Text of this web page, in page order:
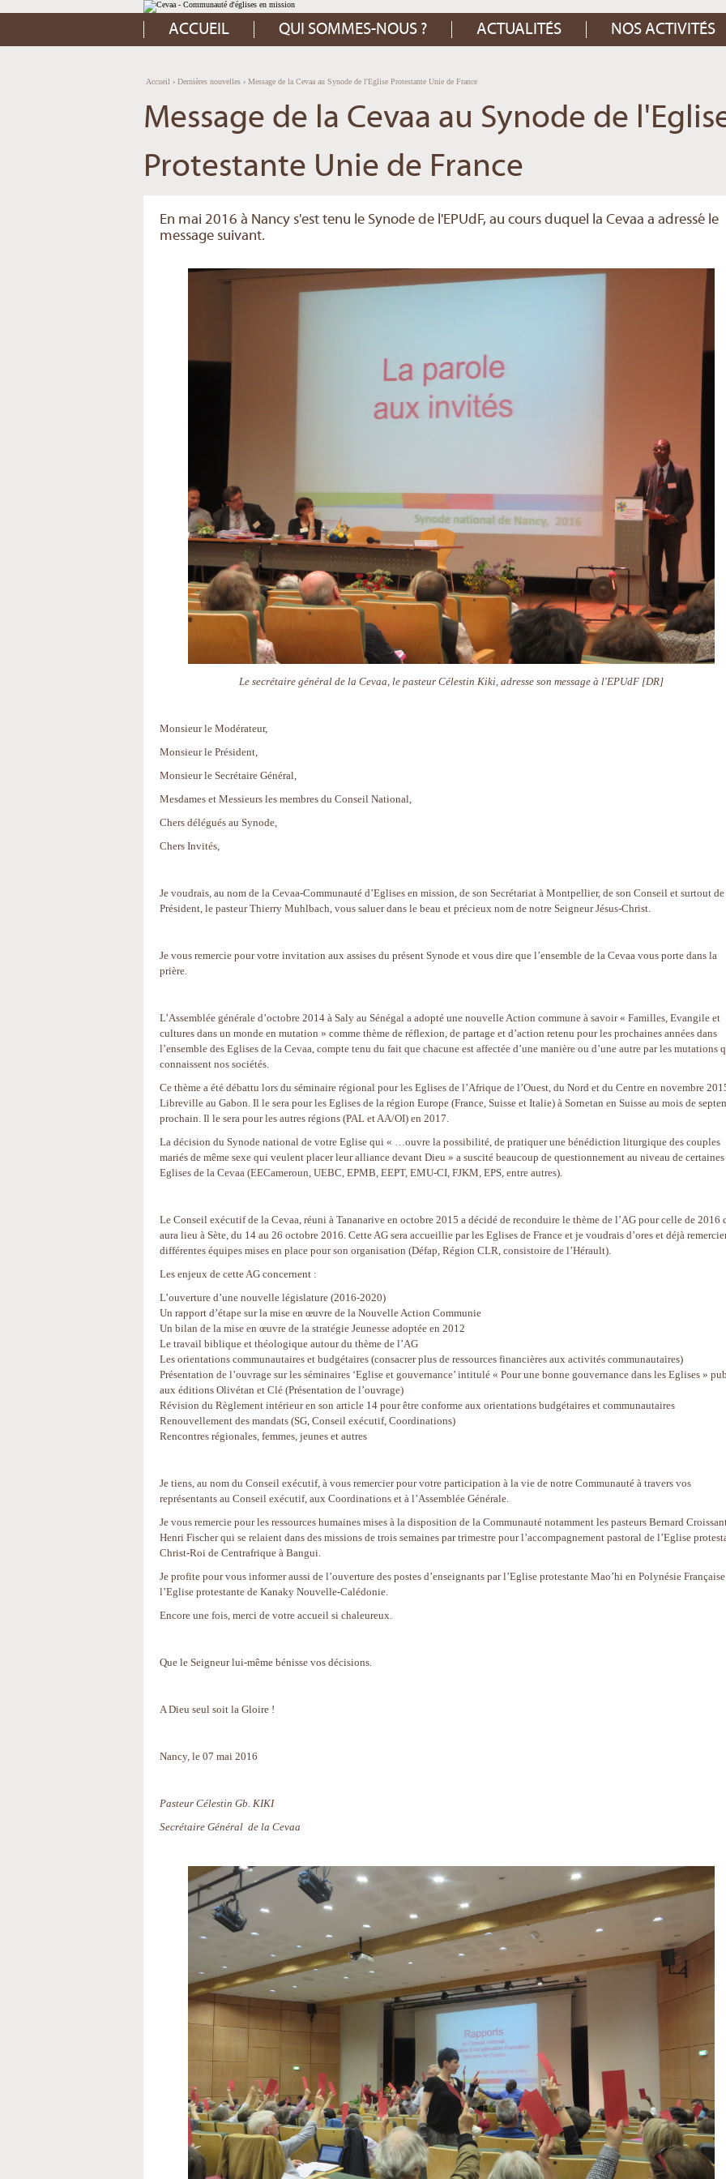
Aller
au
contenu.
Aller
à
Outils
personnels
ACCUEIL QUI SOMMES-NOUS ? ACTUALITÉS NOS ACTIVITÉS
Accueil › Dernières nouvelles › Message de la Cevaa au Synode de l'Eglise Protestante Unie de France
Message de la Cevaa au Synode de
Protestante Unie de France
En mai 2016 à Nancy s'est tenu le Synode de l'EPUdF, au cours duquel la Cevaa a adressé le
message suivant.
Le secrétaire général de la Cevaa, le pasteur Célestin Kiki, adresse son message à l'EPUdF [DR]
Monsieur le Modérateur,
Monsieur le Président,
Monsieur le Secrétaire Général,
Mesdames et Messieurs les membres du Conseil National,
Chers délégués au Synode,
Chers Invités,
Je voudrais, au nom de la Cevaa-Communauté d’Eglises en mission, de son Secrétariat à Montpellier, de son Conseil et surtout de
Président, le pasteur Thierry Muhlbach, vous saluer dans le beau et précieux nom de notre Seigneur Jésus-Christ.
Je vous remercie pour votre invitation aux assises du présent Synode et vous dire que l’ensemble de la Cevaa vous porte dans la
prière.
L’Assemblée générale d’octobre 2014 à Saly au Sénégal a adopté une nouvelle Action commune à savoir « Familles, Evangile et
cultures dans un monde en mutation » comme thème de réflexion, de partage et d’action retenu pour les prochaines années dans
l’ensemble des Eglises de la Cevaa, compte tenu du fait que chacune est affectée d’une manière ou d’une autre par les mutations
connaissent nos sociétés.
Ce thème a été débattu lors du séminaire régional pour les Eglises de l’Afrique de l’Ouest, du Nord et du Centre en novembre
Libreville au Gabon. Il le sera pour les Eglises de la région Europe (France, Suisse et Italie) à Sornetan en Suisse au mois de
prochain. Il le sera pour les autres régions (PAL et AA/OI) en 2017.
La décision du Synode national de votre Eglise qui « …ouvre la possibilité, de pratiquer une bénédiction liturgique des couples
mariés de même sexe qui veulent placer leur alliance devant Dieu » a suscité beaucoup de questionnement au niveau de certaines
Eglises de la Cevaa (EECameroun, UEBC, EPMB, EEPT, EMU-CI, FJKM, EPS, entre autres).
Le Conseil exécutif de la Cevaa, réuni à Tananarive en octobre 2015 a décidé de reconduire le thème de l’AG pour celle de 2016
aura lieu à Sète, du 14 au 26 octobre 2016. Cette AG sera accueillie par les Eglises de France et je voudrais d’ores et déjà
différentes équipes mises en place pour son organisation (Défap, Région CLR, consistoire de l’Hérault).
Les enjeux de cette AG concernent :
L’ouverture d’une nouvelle législature (2016-2020)
Un rapport d’étape sur la mise en œuvre de la Nouvelle Action Communie
Un bilan de la mise en œuvre de la stratégie Jeunesse adoptée en 2012
Le travail biblique et théologique autour du thème de l’AG
Les orientations communautaires et budgétaires (consacrer plus de ressources financières aux activités communautaires)
Présentation de l’ouvrage sur les séminaires ‘Eglise et gouvernance’ intitulé « Pour une bonne gouvernance dans les Eglises »
aux éditions Olivétan et Clé (Présentation de l’ouvrage)
Révision du Règlement intérieur en son article 14 pour être conforme aux orientations budgétaires et communautaires
Renouvellement des mandats (SG, Conseil exécutif, Coordinations)
Rencontres régionales, femmes, jeunes et autres
Je tiens, au nom du Conseil exécutif, à vous remercier pour votre participation à la vie de notre Communauté à travers vos
représentants au Conseil exécutif, aux Coordinations et à l’Assemblée Générale.
Je vous remercie pour les ressources humaines mises à la disposition de la Communauté notamment les pasteurs Bernard
Henri Fischer qui se relaient dans des missions de trois semaines par trimestre pour l’accompagnement pastoral de l’Eglise
Christ-Roi de Centrafrique à Bangui.
Je profite pour vous informer aussi de l’ouverture des postes d’enseignants par l’Eglise protestante Mao’hi en Polynésie
l’Eglise protestante de Kanaky Nouvelle-Calédonie.
Encore une fois, merci de votre accueil si chaleureux.
Que le Seigneur lui-même bénisse vos décisions.
A Dieu seul soit la Gloire !
Nancy, le 07 mai 2016
Pasteur Célestin Gb. KIKI
Secrétaire Général de la Cevaa